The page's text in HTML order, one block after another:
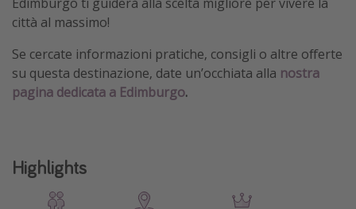
Edimburgo ti guiderà alla scelta migliore per vivere la
città al massimo!
Se cercate informazioni pratiche, consigli o altre offerte
su questa destinazione, date un’occhiata alla nostra
pagina dedicata a Edimburgo.
Highlights